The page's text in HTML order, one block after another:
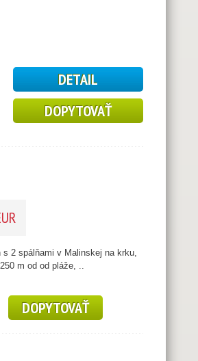
DETAIL
DOPYTOVAŤ
s 2 spálňami v Malinskej na krku,
m od od pláže, ..
DOPYTOVAŤ